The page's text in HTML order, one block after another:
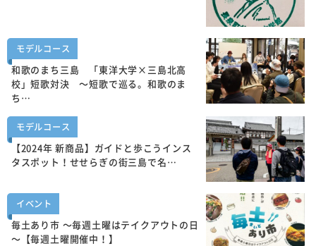
モデルコース
和歌のまち三島 「東洋大学×三島北高
校」短歌対決 ～短歌で巡る。和歌のま
ち…
モデルコース
【2024年 新商品】ガイドと歩こうインス
タスポット！せせらぎの街三島で名…
イベント
毎土あり市 ～毎週土曜はテイクアウトの日
～【毎週土曜開催中！】